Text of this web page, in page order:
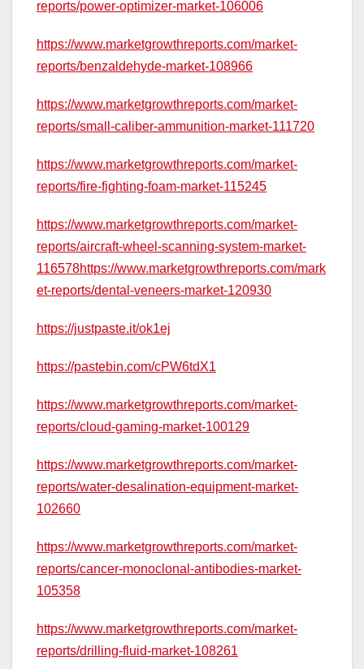
reports/power-optimizer-market-106006
https://www.marketgrowthreports.com/market-
reports/benzaldehyde-market-108966
https://www.marketgrowthreports.com/market-
reports/small-caliber-ammunition-market-111720
https://www.marketgrowthreports.com/market-
reports/fire-fighting-foam-market-115245
https://www.marketgrowthreports.com/market-
reports/aircraft-wheel-scanning-system-market-
116578https://www.marketgrowthreports.com/mark
et-reports/dental-veneers-market-120930
https://justpaste.it/ok1ej
https://pastebin.com/cPW6tdX1
https://www.marketgrowthreports.com/market-
reports/cloud-gaming-market-100129
https://www.marketgrowthreports.com/market-
reports/water-desalination-equipment-market-
102660
https://www.marketgrowthreports.com/market-
reports/cancer-monoclonal-antibodies-market-
105358
https://www.marketgrowthreports.com/market-
reports/drilling-fluid-market-108261